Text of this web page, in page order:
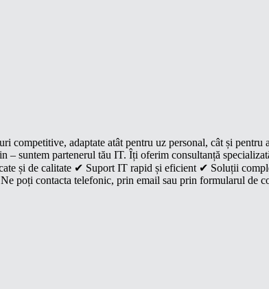
adaptate atât pentru uz personal, cât și pentru
suntem partenerul tău IT. Îți oferim consultanță
și de calitate ✔ Suport IT rapid și eficient ✔ Soluții
poți contacta telefonic, prin email sau prin formularul de